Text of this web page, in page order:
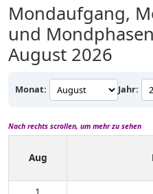
Mondaufgang,
und
August 2026
Monat: Jahr:
Nach rechts scrollen, um mehr zu sehen
Aug